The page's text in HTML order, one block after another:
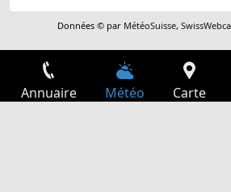
Données © par MétéoSuisse,
Annuaire Météo Carte